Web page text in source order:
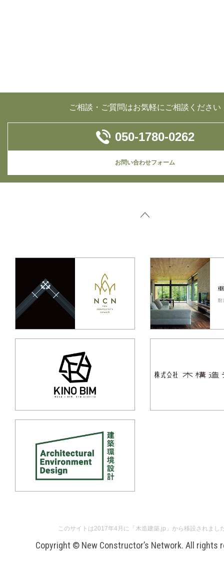
ご相談・ご質問はお気軽にご相談ください
050-1780-0262
お問い合わせフォーム
このサイトは2017年4月に「木造建築.jp」から移設されまし
Copyright © New Constructor’s Network. All rights